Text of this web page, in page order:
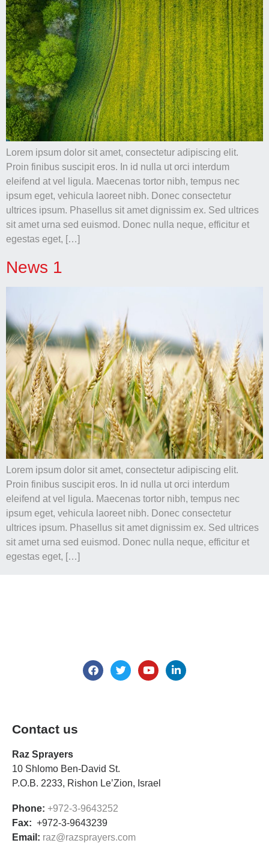
Lorem ipsum dolor sit amet, consectetur adipiscing elit.
Proin finibus suscipit eros. In id nulla ut orci interdum
eleifend at vel ligula. Maecenas tortor nibh, tempus nec
ipsum eget, vehicula laoreet nibh. Donec consectetur
ultrices ipsum. Phasellus sit amet dignissim ex. Sed ultrices
sit amet urna sed euismod. Donec nulla neque, efficitur et
egestas eget, […]
News 1
Lorem ipsum dolor sit amet, consectetur adipiscing elit.
Proin finibus suscipit eros. In id nulla ut orci interdum
eleifend at vel ligula. Maecenas tortor nibh, tempus nec
ipsum eget, vehicula laoreet nibh. Donec consectetur
ultrices ipsum. Phasellus sit amet dignissim ex. Sed ultrices
sit amet urna sed euismod. Donec nulla neque, efficitur et
egestas eget, […]
Contact us
Raz Sprayers
10 Shlomo Ben-David St.
P.O.B. 2233, Rishon Le’Zion, Israel
Phone: +972-3-9643252
Fax: +972-3-9643239
Email: raz@razsprayers.com